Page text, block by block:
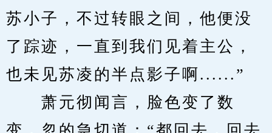
苏小子，不过转眼之间，他便没
了踪迹，一直到我们见着主公，
也未见苏凌的半点影子啊......”
萧元彻闻言，脸色变了数